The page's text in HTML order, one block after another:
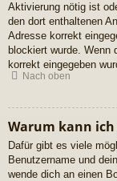
Aktivierung nötig ist
den dort enthaltenen
Adresse korrekt
blockiert wurde.
korrekt eingegeben
Nach oben
Warum kann
Dafür gibt es viele
Benutzername und
wende dich an einen